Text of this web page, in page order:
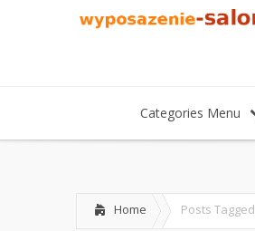
Categories Menu
Home Posts Tagged